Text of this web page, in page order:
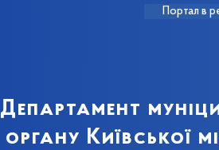
Портал в
Департамент
органу Київської